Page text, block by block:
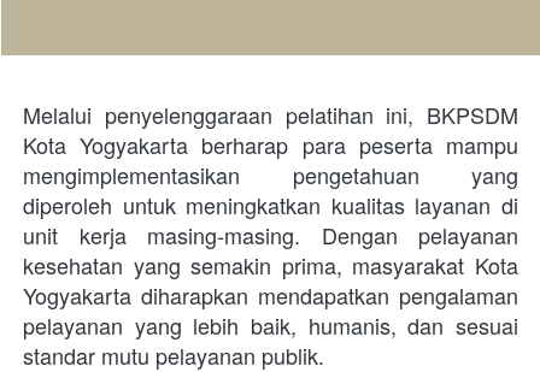
Melalui penyelenggaraan pelatihan ini, BKPSDM
Kota Yogyakarta berharap para peserta mampu
mengimplementasikan pengetahuan yang
diperoleh untuk meningkatkan kualitas layanan di
unit kerja masing-masing. Dengan pelayanan
kesehatan yang semakin prima, masyarakat Kota
Yogyakarta diharapkan mendapatkan pengalaman
pelayanan yang lebih baik, humanis, dan sesuai
standar mutu pelayanan publik.